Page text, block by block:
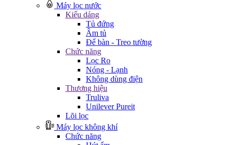
Máy lọc nước
Kiểu dáng
Tủ đứng
Âm tủ
Để bàn - Treo tường
Chức năng
Lọc Ro
Nóng - Lạnh
Không dùng điện
Thương hiệu
Truliva
Unilever Pureit
Lõi lọc
Máy lọc không khí
Chức năng